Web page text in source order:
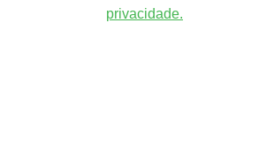
privacidade.